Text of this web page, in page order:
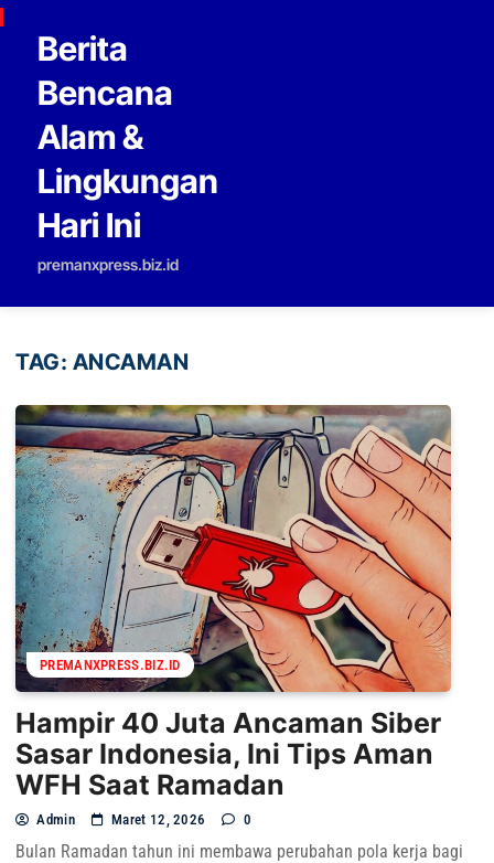
Skip to content
Berita
Bencana
Alam &
Lingkungan
Hari Ini
premanxpress.biz.id
TAG: ANCAMAN
PREMANXPRESS.BIZ.ID
Hampir 40 Juta Ancaman Siber
Sasar Indonesia, Ini Tips Aman
WFH Saat Ramadan
Admin Maret 12, 2026 0
Bulan Ramadan tahun ini membawa perubahan pola kerja bagi